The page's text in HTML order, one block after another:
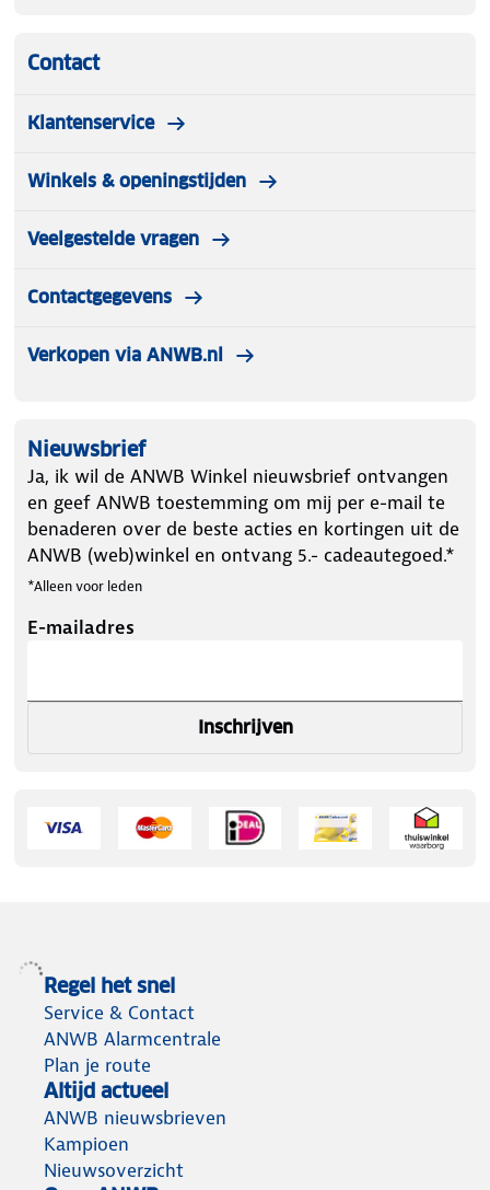
Contact
Klantenservice
Winkels & openingstijden
Veelgestelde vragen
Contactgegevens
Verkopen via ANWB.nl
Nieuwsbrief
Ja, ik wil de ANWB Winkel nieuwsbrief ontvangen
en geef ANWB toestemming om mij per e-mail te
benaderen over de beste acties en kortingen uit de
ANWB (web)winkel en ontvang 5.- cadeautegoed.*
*Alleen voor leden
E-mailadres
Inschrijven
Regel het snel
Service & Contact
ANWB Alarmcentrale
Plan je route
Altijd actueel
ANWB nieuwsbrieven
Kampioen
Nieuwsoverzicht